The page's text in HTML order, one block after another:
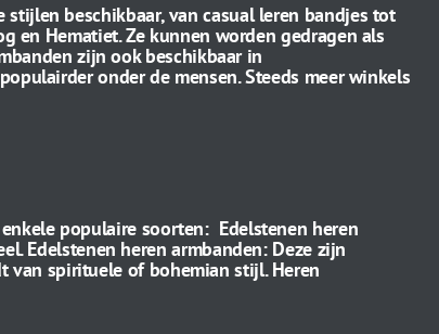
stijlen beschikbaar, van casual leren bandjes tot
en Hematiet.Ze kunnen worden gedragen als
zijn ook beschikbaar in
onder de mensen. Steeds meer winkels
populaire soorten: Edelstenen heren
Edelstenen heren armbanden: Deze zijn
van spirituele of bohemian stijl. Heren